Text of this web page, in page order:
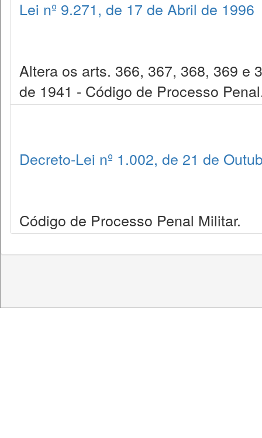
Lei nº 9.271, de 17 de Abril de 1996
Altera os arts. 366, 367, 368, 369 e
de 1941 - Código de Processo
Decreto-Lei nº 1.002, de 21 de
Código de Processo Penal Militar.